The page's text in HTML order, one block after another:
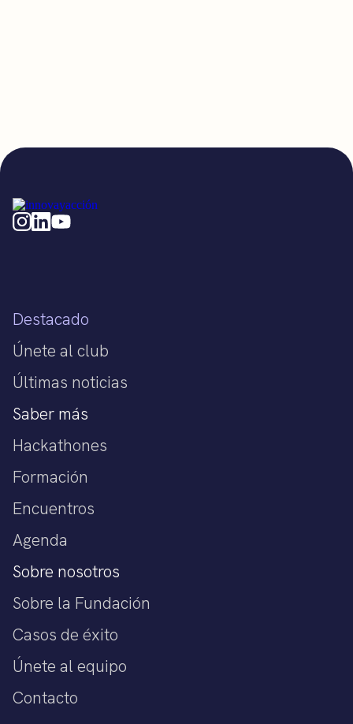
Destacado
Únete al club
Últimas noticias
Saber más
Hackathones
Formación
Encuentros
Agenda
Sobre nosotros
Sobre la Fundación
Casos de éxito
Únete al equipo
Contacto